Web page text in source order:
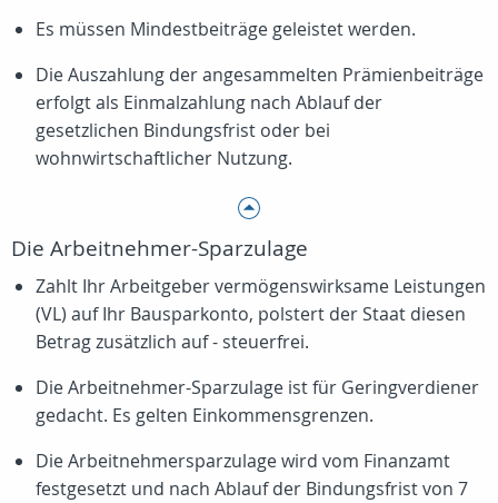
Es müssen Mindestbeiträge geleistet werden.
Die Auszahlung der angesammelten Prämienbeiträge
erfolgt als Einmalzahlung nach Ablauf der
gesetzlichen Bindungsfrist oder bei
wohnwirtschaftlicher Nutzung.
Die Arbeitnehmer-Sparzulage
Zahlt Ihr Arbeitgeber vermögenswirksame Leistungen
(VL) auf Ihr Bausparkonto, polstert der Staat diesen
Betrag zusätzlich auf - steuerfrei.
Die Arbeitnehmer-Sparzulage ist für Geringverdiener
gedacht. Es gelten Einkommensgrenzen.
Die Arbeitnehmersparzulage wird vom Finanzamt
festgesetzt und nach Ablauf der Bindungsfrist von 7